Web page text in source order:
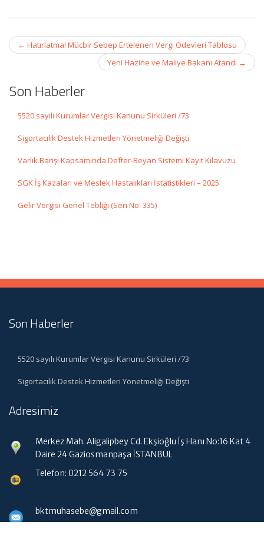
Post
navigation
← Hatırlatma! Mücbir Sebep Ertelenen Vergi Ödevleri Tablosu
Yeni Hazine ve Maliye Bakanı Atandı →
Son Haberler
5520 sayılı Kurumlar Vergisi Kanunu Sirküleri /73
Sigortacılık Destek Hizmetleri Yönetmeliği Değişti
Varlık Barışı Kapsamında Defter-Beyan Sistemi Kayıt Kılavuzu
SGK İş Kazaları ve Meslek Hastalıkları İstatistikleri – 2025
Gelir Vergisi Genel Tebliği (Seri No: 335)
Son Haberler
5520 sayılı Kurumlar Vergisi Kanunu Sirküleri /73
Sigortacılık Destek Hizmetleri Yönetmeliği Değişti
Adresimiz
Merkez Mah. Aligalipbey Cd. Ekşioğlu İş Hanı No:16 Kat 4
Daire 24 Gaziosmanpaşa İSTANBUL
Telefon: 0212 564 73 75
bktmuhasebe@gmail.com